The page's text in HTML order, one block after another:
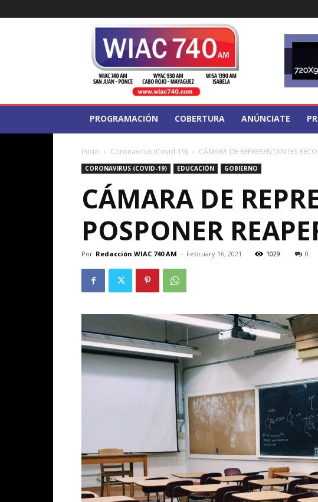
PROGRAMACIÓN COBERTURA ANÚNCIATE
Inicio Coronavirus (Covid-19) CÁMARA DE REPRESENTANTES
CORONAVIRUS (COVID-19) EDUCACIÓN GOBIERNO
CÁMARA DE
POSPONER
Por Redacción WIAC 740 AM - February 16, 2021 1029 0